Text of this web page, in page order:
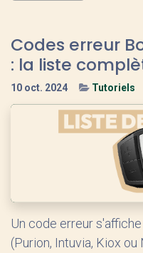
Codes erreur
: la liste
10 oct. 2024 Tutoriels
Un code erreur
(Purion, Intuvia, Kiox